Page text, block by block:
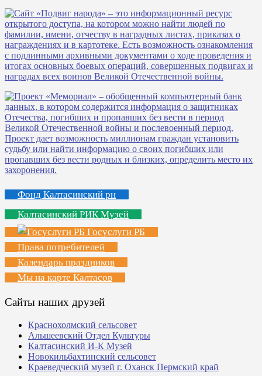
Фонд Калтасинский рн
Калтасинский РИК Музей
Госуслуги РБ
Права потребителей
Календарь праздников
Мы на карте Калтасов
Сайты наших друзей
Краснохолмский сельсовет
Альшеевский Отдел Культуры
Калтасинский И-К Музей
Новокильбахтинский сельсовет
Краеведческий музей г. Оханск Пермский край